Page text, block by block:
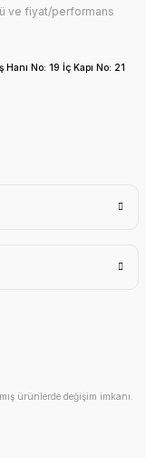
ve fiyat/performans
No: 19 İç Kapı No: 21
ürünlerde değişim imkanı.